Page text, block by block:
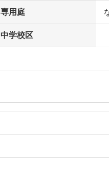
専用庭
中学校区